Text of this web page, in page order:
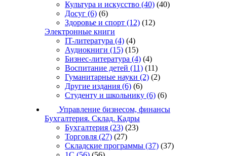
Культура и искусство (40) (40)
Досуг (6) (6)
Здоровье и спорт (12) (12)
Электронные книги
IT-литература (4) (4)
Аудиокниги (15) (15)
Бизнес-литература (4) (4)
Воспитание детей (11) (11)
Гуманитарные науки (2) (2)
Другие издания (6) (6)
Студенту и школьнику (6) (6)
Управление бизнесом, финансы
Бухгалтерия. Склад. Кадры
Бухгалтерия (23) (23)
Торговля (27) (27)
Складские программы (37) (37)